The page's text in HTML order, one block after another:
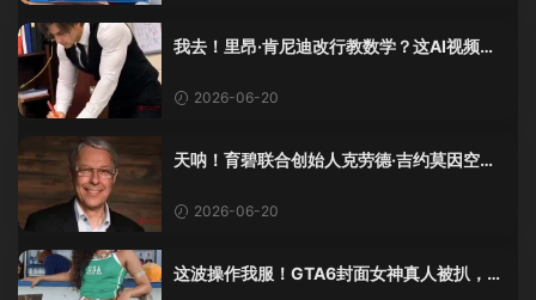
我去！里昂·肯尼迪改行教数学？这AI视频全
2026-06-20
天呐！育碧联合创始人克劳德·吉约莫因空难
2026-06-20
这波操作我服！GTA6封面女神真人被扒，网